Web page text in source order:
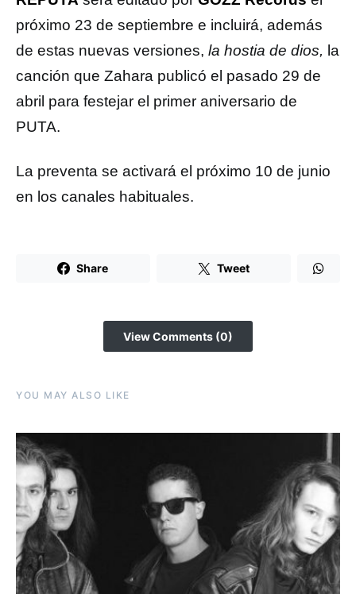
próximo 23 de septiembre e incluirá, además
de estas nuevas versiones, la hostia de dios, la
canción que Zahara publicó el pasado 29 de
abril para festejar el primer aniversario de
PUTA.
La preventa se activará el próximo 10 de junio
en los canales habituales.
Share Tweet
View Comments (0)
YOU MAY ALSO LIKE